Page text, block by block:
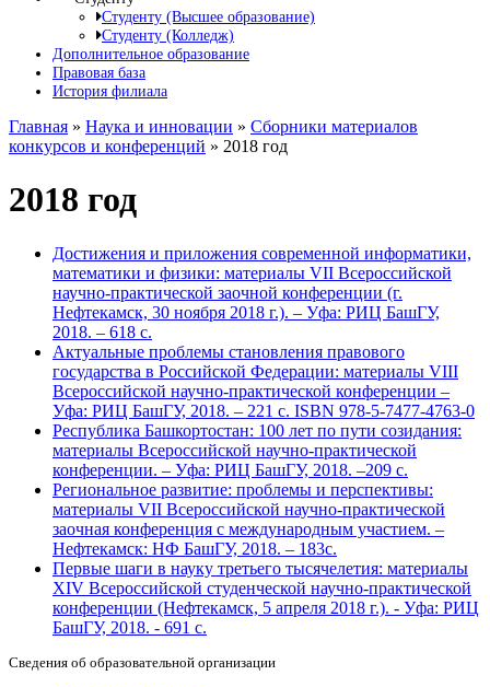
Студенту (Высшее образование)
Студенту (Колледж)
Дополнительное образование
Правовая база
История филиала
Главная » Наука и инновации » Сборники материалов
конкурсов и конференций » 2018 год
2018 год
Достижения и приложения современной информатики,
математики и физики: материалы VII Всероссийской
научно-практической заочной конференции (г.
Нефтекамск, 30 ноября 2018 г.). – Уфа: РИЦ БашГУ,
2018. – 618 с.
Актуальные проблемы становления правового
государства в Российской Федерации: материалы VIII
Всероссийской научно-практической конференции –
Уфа: РИЦ БашГУ, 2018. – 221 с. ISBN 978-5-7477-4763-0
Республика Башкортостан: 100 лет по пути созидания:
материалы Всероссийской научно-практической
конференции. – Уфа: РИЦ БашГУ, 2018. –209 с.
Региональное развитие: проблемы и перспективы:
материалы VII Всероссийской научно-практической
заочная конференция с международным участием. –
Нефтекамск: НФ БашГУ, 2018. – 183с.
Первые шаги в науку третьего тысячелетия: материалы
XIV Всероссийской студенческой научно-практической
конференции (Нефтекамск, 5 апреля 2018 г.). - Уфа: РИЦ
БашГУ, 2018. - 691 с.
Сведения об образовательной организации